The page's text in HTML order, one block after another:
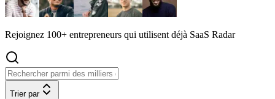
Rejoignez 100+ entrepreneurs qui utilisent déjà SaaS Radar
Trier par